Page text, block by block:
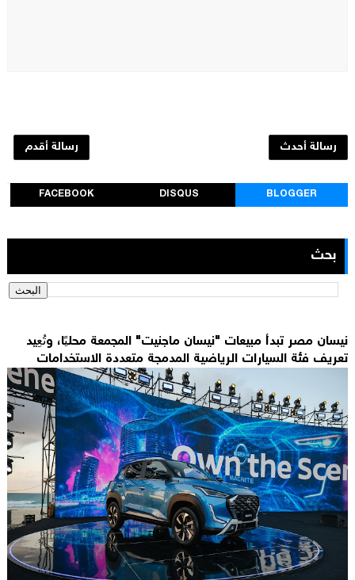
رسالة أحدث رسالة أقدم
BLOGGER
DISQUS
FACEBOOK
بحث
نيسان مصر تبدأ مبيعات "نيسان ماجنيت" المجمعة محليًا، وتُعِيد
تعريف فئة السيارات الرياضية المدمجة متعددة الاستخدامات